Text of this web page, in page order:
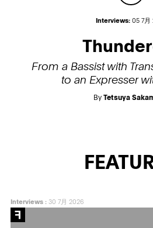
Interviews: 05 7月
From a Bassist with
to an Expresser
ByTetsuya
Interviews:30 7月 2026